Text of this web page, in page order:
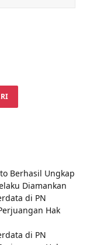
Berhasil Ungkap
Diamankan
di PN
Hak
di PN